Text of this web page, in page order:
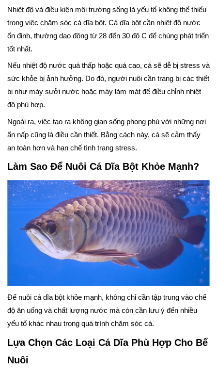
Nhiệt độ và điều kiện môi trường sống là yếu tố không thể thiếu
trong việc chăm sóc cá dĩa bột. Cá dĩa bột cần nhiệt độ nước
ổn định, thường dao động từ 28 đến 30 độ C để chúng phát triển
tốt nhất.
Nếu nhiệt độ nước quá thấp hoặc quá cao, cá sẽ dễ bị stress và
sức khỏe bị ảnh hưởng. Do đó, người nuôi cần trang bị các thiết
bị như máy sưởi nước hoặc máy làm mát để điều chỉnh nhiệt
độ phù hợp.
Ngoài ra, việc tạo ra không gian sống phong phú với những nơi
ẩn nấp cũng là điều cần thiết. Bằng cách này, cá sẽ cảm thấy
an toàn hơn và hạn chế tình trạng stress.
Làm Sao Để Nuôi Cá Dĩa Bột Khỏe Mạnh?
Để nuôi cá dĩa bột khỏe mạnh, không chỉ cần tập trung vào chế
độ ăn uống và chất lượng nước mà còn cần lưu ý đến nhiều
yếu tố khác nhau trong quá trình chăm sóc cá.
Lựa Chọn Các Loại Cá Dĩa Phù Hợp Cho Bể
Nuôi